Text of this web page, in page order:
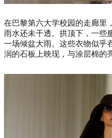
在巴黎第六大学校园的走廊里
雨水还未干透。拱顶下，一些
一场倾盆大雨。这些衣物似乎
润的石板上映现，与涂层棉的